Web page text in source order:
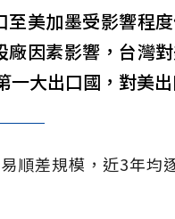
美加墨受影響程
因素影響，台灣
大出口國，對美
順差規模，近3年均